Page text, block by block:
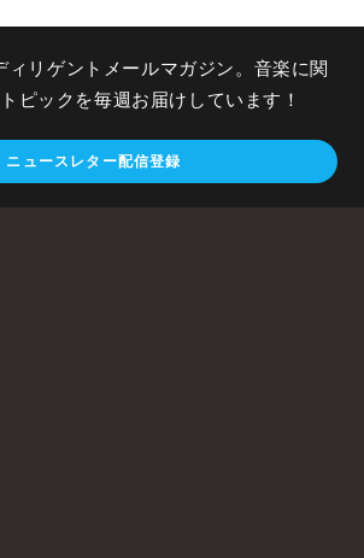
ィリゲントメールマガジン。音楽に関
ピックを毎週お届けしています！
ニュースレター配信登録